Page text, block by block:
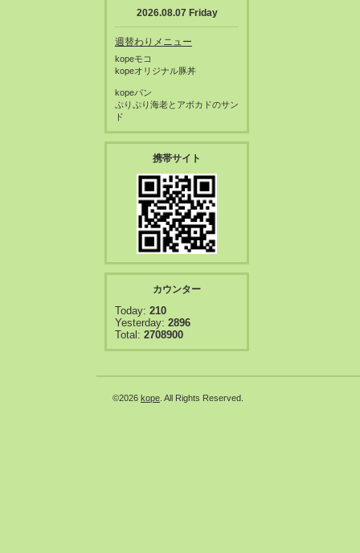
2026.08.07 Friday
週替わりメニュー
kopeモコ
kopeオリジナル豚丼
kopeパン
ぷりぷり海老とアボカドのサン
ド
携帯サイト
カウンター
Today: 210
Yesterday: 2896
Total: 2708900
©2026 kope . All Rights Reserved.